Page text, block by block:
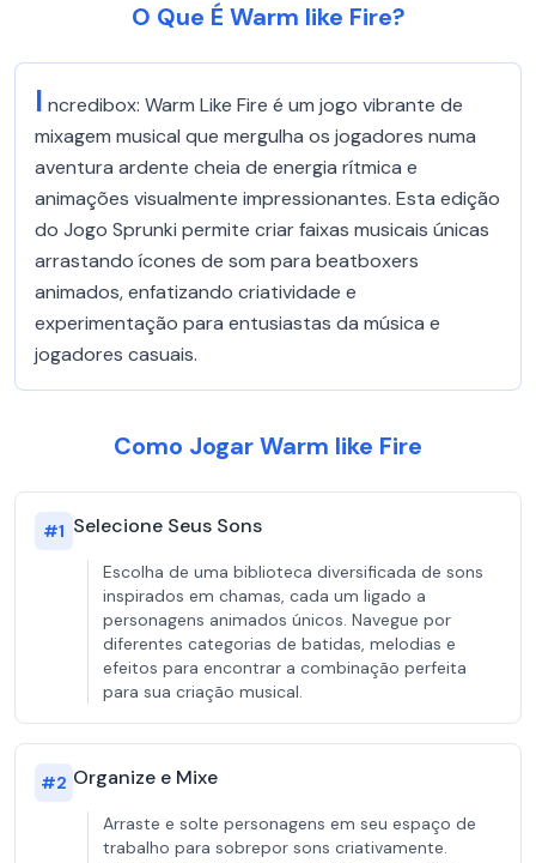
O Que É Warm like Fire?
I ncredibox: Warm Like Fire é um jogo vibrante de
mixagem musical que mergulha os jogadores numa
aventura ardente cheia de energia rítmica e
animações visualmente impressionantes. Esta edição
do Jogo Sprunki permite criar faixas musicais únicas
arrastando ícones de som para beatboxers
animados, enfatizando criatividade e
experimentação para entusiastas da música e
jogadores casuais.
Como Jogar Warm like Fire
#1 Selecione Seus Sons
Escolha de uma biblioteca diversificada de sons
inspirados em chamas, cada um ligado a
personagens animados únicos. Navegue por
diferentes categorias de batidas, melodias e
efeitos para encontrar a combinação perfeita
para sua criação musical.
#2 Organize e Mixe
Arraste e solte personagens em seu espaço de
trabalho para sobrepor sons criativamente.